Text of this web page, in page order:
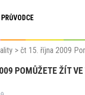
> čt 15. října 2009
POMŮŽETE ŽÍT VE